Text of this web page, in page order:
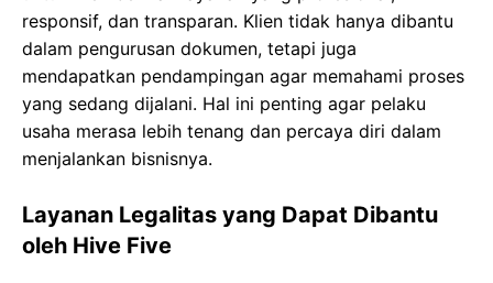
responsif, dan transparan. Klien tidak hanya dibantu
dalam pengurusan dokumen, tetapi juga
mendapatkan pendampingan agar memahami proses
yang sedang dijalani. Hal ini penting agar pelaku
usaha merasa lebih tenang dan percaya diri dalam
menjalankan bisnisnya.
Layanan Legalitas yang Dapat Dibantu
oleh Hive Five